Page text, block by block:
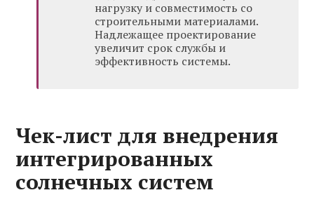
нагрузку и совместимость со
строительными материалами.
Надлежащее проектирование
увеличит срок службы и
эффективность системы.
Чек-лист для внедрения
интегрированных
солнечных систем